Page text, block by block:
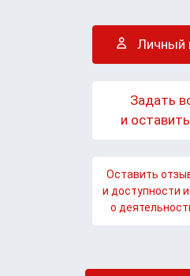
Личный
Задать
и
Оставить
и доступности
о